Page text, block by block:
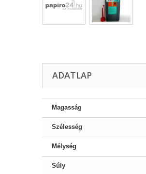
ADATLAP
Magasság
Szélesség
Mélység
Súly